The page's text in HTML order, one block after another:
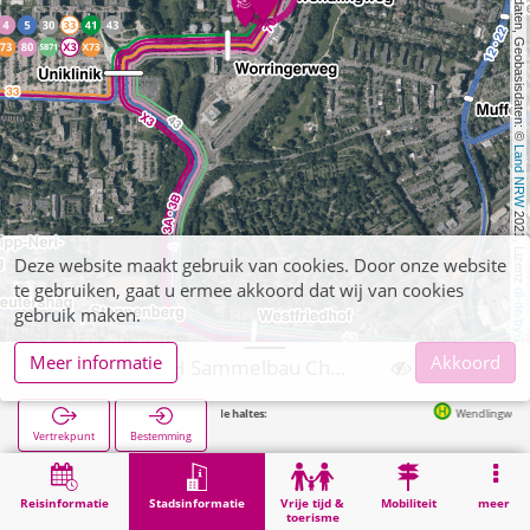
, Kartendaten, Geobasisdaten: ©
Land NRW
2021, Lizenz
dl-de/by-2-0
Reisinformatie Stadsinformatie
Vrije tijd &
toerisme
Mobiliteit meer
Vertrekpunt Bestemming
Volgende haltes: Wendlingweg in 62m
Stadsinformatie Hogeschoolinstellingen Aachen, RWTH Sammelbau Chemie/Biologie
Deze website maakt gebruik van cookies. Door onze website
te gebruiken, gaat u ermee akkoord dat wij van cookies
gebruik maken.
Meer informatie
Akkoord